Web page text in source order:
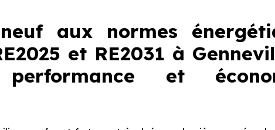
aux normes
et RE2031 à
et